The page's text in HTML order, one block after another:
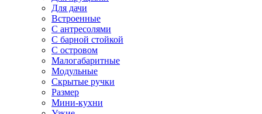
Для дачи
Встроенные
С антресолями
С барной стойкой
С островом
Малогабаритные
Модульные
Скрытые ручки
Размер
Мини-кухни